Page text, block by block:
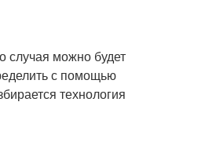
случая можно будет
с помощью
технология